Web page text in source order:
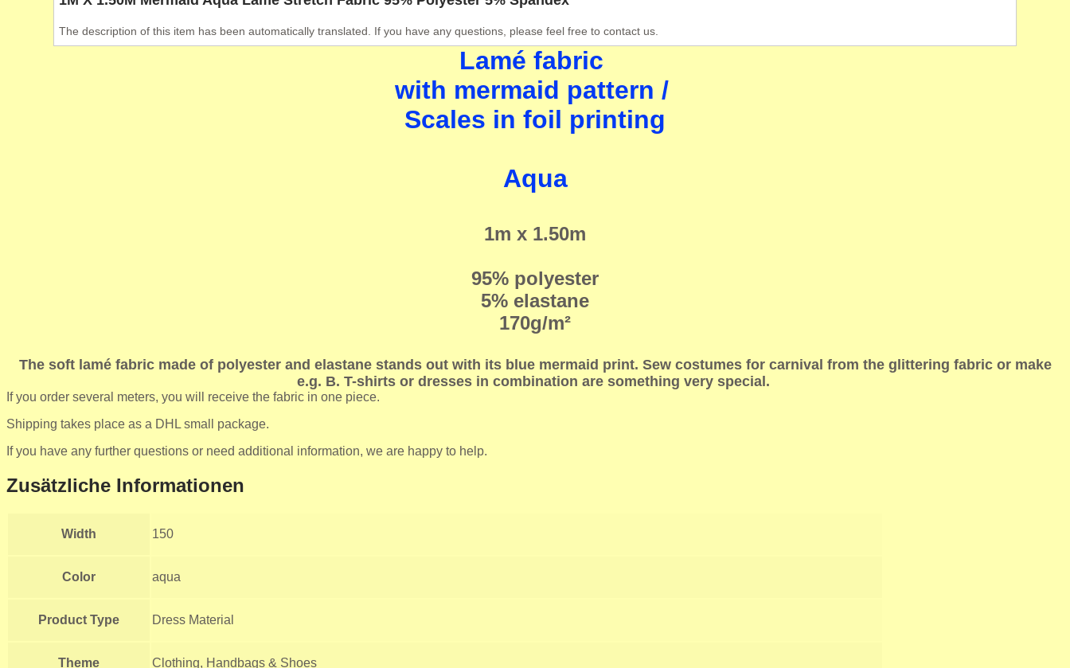
The description of this item has been automatically translated. If you have any questions, please feel free to contact us.
Lamé fabric
with mermaid pattern /
Scales in foil printing
Aqua
1m x 1.50m
95% polyester
5% elastane
170g/m²
The soft lamé fabric made of polyester and elastane stands out with its blue mermaid print. Sew costumes for carnival from the glittering fabric or make
e.g. B. T-shirts or dresses in combination are something very special.
If you order several meters, you will receive the fabric in one piece.
Shipping takes place as a DHL small package.
If you have any further questions or need additional information, we are happy to help.
Zusätzliche Informationen
Width 150
Color aqua
Product Type Dress Material
Theme Clothing, Handbags & Shoes